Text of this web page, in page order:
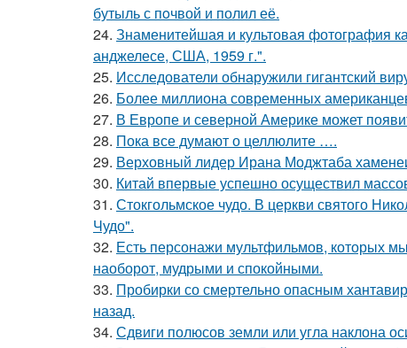
бутыль с пoчвой и полил её.
24. Знаменитейшая и культовая фотография
анджелесе, США, 1959 г.".
25. Исследователи обнаружили гигантский
26. Более миллиона современных
27. В Европе и северной Америке может
28. Пока все думают о целлюлите ….
29. Верховный лидер Ирана Моджтаба
30. Китай впервые успешно осуществил
31. Стокгольмское чудо. В церкви святого
Чудо".
32. Есть персонажи мультфильмов, которых
наоборот, мудрыми и спокойными.
33. Пробирки со смертельно опасным
назад.
34. Сдвиги полюсов земли или угла наклона